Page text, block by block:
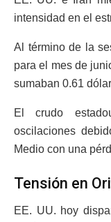
intensidad en el
Al término de la
para el mes de
sumaban 0.61
El crudo
oscilaciones
Medio con una
Tensión en
EE. UU. hoy